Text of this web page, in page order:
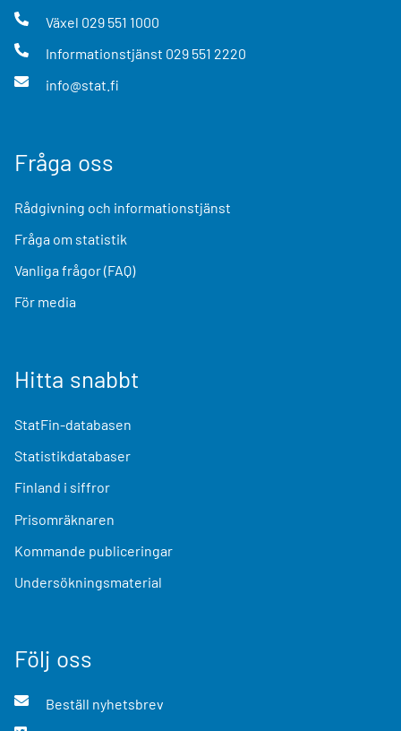
Växel 029 551 1000
Informationstjänst 029 551 2220
info@stat.fi
Fråga oss
Rådgivning och informationstjänst
Fråga om statistik
Vanliga frågor (FAQ)
För media
Hitta snabbt
StatFin-databasen
Statistikdatabaser
Finland i siffror
Prisomräknaren
Kommande publiceringar
Undersökningsmaterial
Följ oss
Beställ nyhetsbrev